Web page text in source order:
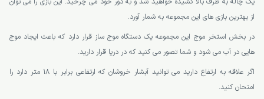
از بهترین بازی های این مجموعه به شمار آورد.
در بخش استخر موج این مجموعه یک دستگاه موج ساز قرار دارد که باعث ایجاد موج
هایی در آب می شود و شما تصور می کنید که در دریا قرار دارید.
اگر علاقه به ارتفاع دارید می توانید آبشار خروشان که ارتفاعی برابر با 18 متر دارد را
امتحان کنید.